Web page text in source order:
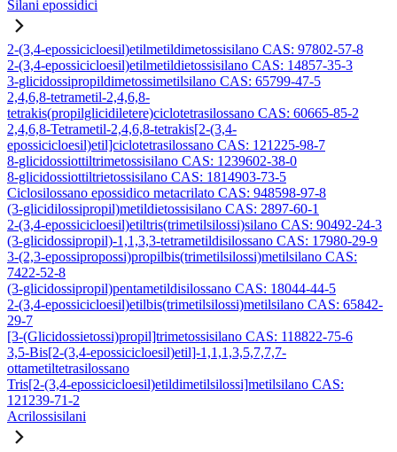
Silani epossidici
2-(3,4-epossicicloesil)etilmetildimetossisilano CAS: 97802-57-8
2-(3,4-epossicicloesil)etilmetildietossisilano CAS: 14857-35-3
3-glicidossipropildimetossimetilsilano CAS: 65799-47-5
2,4,6,8-tetrametil-2,4,6,8-
tetrakis(propilglicidiletere)ciclotetrasilossano CAS: 60665-85-2
2,4,6,8-Tetrametil-2,4,6,8-tetrakis[2-(3,4-
epossicicloesil)etil]ciclotetrasilossano CAS: 121225-98-7
8-glicidossiottiltrimetossisilano CAS: 1239602-38-0
8-glicidossiottiltrietossisilano CAS: 1814903-73-5
Ciclosilossano epossidico metacrilato CAS: 948598-97-8
(3-glicidilossipropil)metildietossisilano CAS: 2897-60-1
2-(3,4-epossicicloesil)etiltris(trimetilsilossi)silano CAS: 90492-24-3
(3-glicidossipropil)-1,1,3,3-tetrametildisilossano CAS: 17980-29-9
3-(2,3-epossipropossi)propilbis(trimetilsilossi)metilsilano CAS:
7422-52-8
(3-glicidossipropil)pentametildisilossano CAS: 18044-44-5
2-(3,4-epossicicloesil)etilbis(trimetilsilossi)metilsilano CAS: 65842-
29-7
[3-(Glicidossietossi)propil]trimetossisilano CAS: 118822-75-6
3,5-Bis[2-(3,4-epossicicloesil)etil]-1,1,1,3,5,7,7,7-
ottametiltetrasilossano
Tris[2-(3,4-epossicicloesil)etildimetilsilossi]metilsilano CAS:
121239-71-2
Acrilossisilani